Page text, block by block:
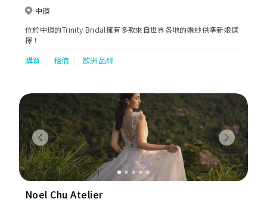
中環
位於中環的Trinity Bridal擁有多款來自世界各地的婚紗供準新娘選
擇！
購買 租借 歐洲品牌
Previous Next
Noel Chu Atelier